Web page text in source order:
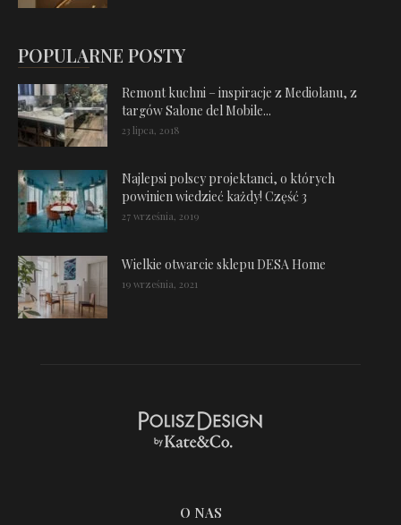
POPULARNE POSTY
Remont kuchni – inspiracje z Mediolanu, z
targów Salone del Mobile...
23 lipca, 2018
Najlepsi polscy projektanci, o których
powinien wiedzieć każdy! Część 3
27 września, 2019
Wielkie otwarcie sklepu DESA Home
19 września, 2021
O NAS